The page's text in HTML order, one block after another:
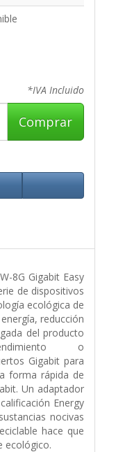
*IVA Incluido
Comprar
8G Gigabit Easy
de dispositivos
ecológica de
reducción
del producto
o
Gigabit para
forma rápida de
Un adaptador
Energy
nocivas
hace que
ecológico.